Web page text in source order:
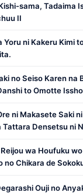
sama, Tadaima
II
Yoru ni Kakeru Kimi
no Seiso Karen na
to Omotte
ni Makasete Saki
Tattara Densetsu ni
wa Houfuku
no Chikara de
Ouji no